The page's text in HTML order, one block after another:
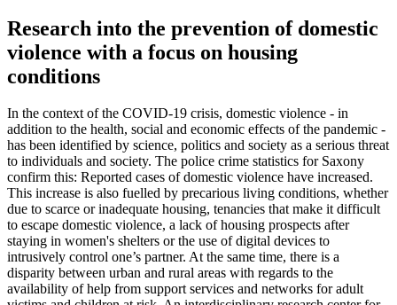
Research into the prevention of domestic
violence with a focus on housing
conditions
In the context of the COVID-19 crisis, domestic violence - in
addition to the health, social and economic effects of the pandemic -
has been identified by science, politics and society as a serious threat
to individuals and society. The police crime statistics for Saxony
confirm this: Reported cases of domestic violence have increased.
This increase is also fuelled by precarious living conditions, whether
due to scarce or inadequate housing, tenancies that make it difficult
to escape domestic violence, a lack of housing prospects after
staying in women's shelters or the use of digital devices to
intrusively control one’s partner. At the same time, there is a
disparity between urban and rural areas with regards to the
availability of help from support services and networks for adult